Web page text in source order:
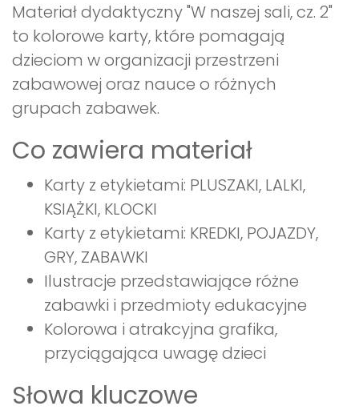
Materiał dydaktyczny "W naszej sali, cz. 2"
to kolorowe karty, które pomagają
dzieciom w organizacji przestrzeni
zabawowej oraz nauce o różnych
grupach zabawek.
Co zawiera materiał
Karty z etykietami: PLUSZAKI, LALKI,
KSIĄŻKI, KLOCKI
Karty z etykietami: KREDKI, POJAZDY,
GRY, ZABAWKI
Ilustracje przedstawiające różne
zabawki i przedmioty edukacyjne
Kolorowa i atrakcyjna grafika,
przyciągająca uwagę dzieci
Słowa kluczowe